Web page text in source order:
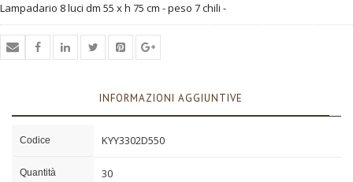
Lampadario 8 luci dm 55 x h 75 cm - peso 7 chili -
INFORMAZIONI AGGIUNTIVE
Codice KYY3302D550
Quantità
30